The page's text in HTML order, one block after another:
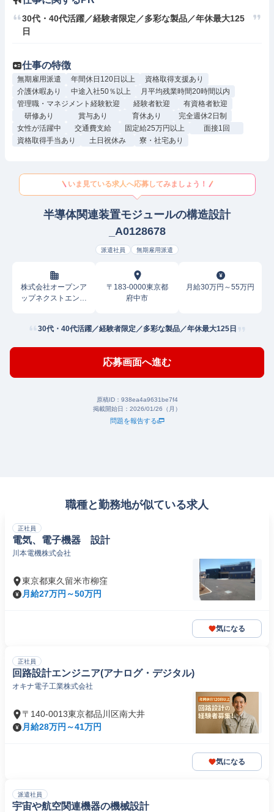
30代・40代活躍／経験者限定／多彩な製品／年休最大125
日
仕事の特徴
無期雇用派遣 年間休日120日以上
資格取得支援あり
介護休暇あり
中途入社50％以上
月平均残業時間20時間以内
管理職・マネジメント経験歓迎
経験者歓迎
有資格者歓迎
研修あり
賞与あり 育休あり
完全週休2日制
女性が活躍中
交通費支給 固定給25万円以上
面接1回
資格取得手当あり
土日祝休み 寮・社宅あり
いま見ている求人へ応募してみましょう！
半導体関連装置モジュールの構造設計
_A0128678
派遣社員 無期雇用派遣
株式会社オープンア
ップネクストエンジ
〒183-0000東京都
府中市
月給30万円～55万円
30代・40代活躍／経験者限定／多彩な製品／年休最大125日
応募画面へ進む
原稿ID： 938ea4a9631be7f4
掲載開始日： 2026/01/26（月）
問題を報告する
職種と勤務地が似ている求人
正社員
電気、電子機器 設計
川本電機株式会社
東京都東久留米市柳窪
月給27万円～50万円
気になる
正社員
回路設計エンジニア(アナログ・デジタル)
オキナ電子工業株式会社
〒140-0013東京都品川区南大井
月給28万円～41万円
気になる
派遣社員
宇宙や航空関連機器の機械設計